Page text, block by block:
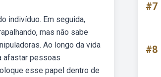
indivíduo. Em seguida,
mas não sabe
Ao longo da vida
afastar pessoas
esse papel dentro de
#7
#8